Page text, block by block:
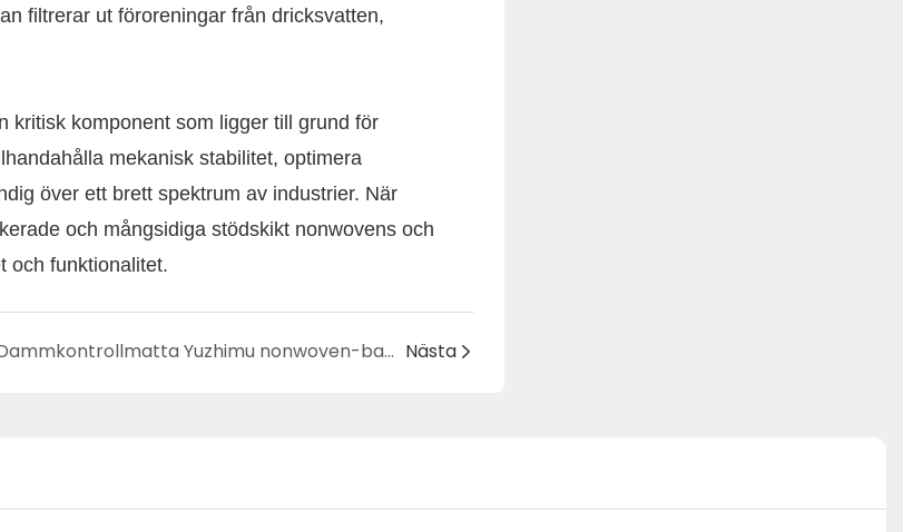
filtrerar ut föroreningar från dricksvatten,
kritisk komponent som ligger till grund för
mekanisk stabilitet, optimera
över ett brett spektrum av industrier. När
och mångsidiga stödskikt nonwovens och
och funktionalitet.
Dammkontrollmatta Yuzhimu nonwoven-baksida: En mångsidig och effektiv lösning Nästa